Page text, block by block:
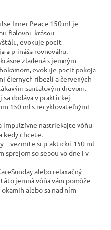
Inner Peace 150 ml je
fialovou krásou
evokuje pocit
a prináša rovnováhu.
zladená s jemným
evokuje pocit pokoja
čiernych ríbezlí a červených
santalovým drevom.
dodáva v praktickej
150 ml s recyklovateľnými
impulzívne nastriekajte vôňu
kedy chcete.
– vezmite si praktickú 150 ml
sprejom so sebou vo dne i v
alebo relaxačný
jemná vôňa vám pomôže
alebo sa nad ním